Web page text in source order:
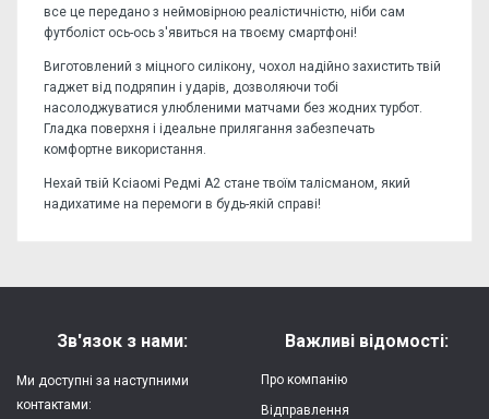
все це передано з неймовірною реалістичністю, ніби сам
футболіст ось-ось з'явиться на твоєму смартфоні!
Виготовлений з міцного силікону, чохол надійно захистить твій
гаджет від подряпин і ударів, дозволяючи тобі
насолоджуватися улюбленими матчами без жодних турбот.
Гладка поверхня і ідеальне прилягання забезпечать
комфортне використання.
Нехай твій Ксіаомі Редмі А2 стане твоїм талісманом, який
надихатиме на перемоги в будь-якій справі!
Захист:
від ударів,
Напишіть відгук або думку
Зв'язок з нами:
Ми доступні за наступними
контактами:
Важливі відомості:
Про компанію
Відправлення